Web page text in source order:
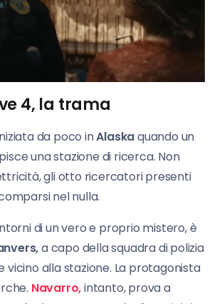
4, la trama
da poco inAlaskaquando un
una stazione di ricerca. Non
gli otto ricercatori presenti
nel nulla.
di un vero e proprio mistero, è
a capo della squadra di polizia
vicino alla stazione. La protagonista
Navarro,intanto, prova a